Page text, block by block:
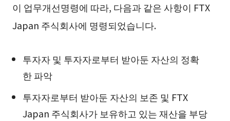
이 업무개선명령에 따라, 다음과 같은 사항이 FTX
Japan 주식회사에 명령되었습니다.
투자자 및 투자자로부터 받아둔 자산의 정확
한 파악
투자자로부터 받아둔 자산의 보존 및 FTX
Japan 주식회사가 보유하고 있는 재산을 부당